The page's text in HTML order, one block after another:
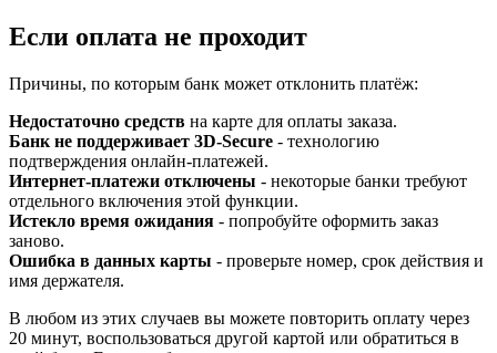
Если оплата не проходит
Причины, по которым банк может отклонить платёж:
Недостаточно средств на карте для оплаты заказа.
Банк не поддерживает 3D-Secure - технологию
подтверждения онлайн-платежей.
Интернет-платежи отключены - некоторые банки требуют
отдельного включения этой функции.
Истекло время ожидания - попробуйте оформить заказ
заново.
Ошибка в данных карты - проверьте номер, срок действия и
имя держателя.
В любом из этих случаев вы можете повторить оплату через
20 минут, воспользоваться другой картой или обратиться в